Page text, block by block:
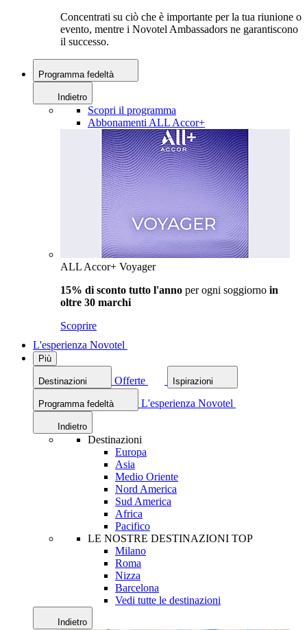
Concentrati su ciò che è importante per la tua riunione o
evento, mentre i Novotel Ambassadors ne garantiscono
il successo.
Programma fedeltà
Indietro
Scopri il programma
Abbonamenti ALL Accor+
ALL Accor+ Voyager
15% di sconto tutto l'anno per ogni soggiorno in
oltre 30 marchi
Scoprire
L'esperienza Novotel
Più
Destinazioni Offerte Ispirazioni
Programma fedeltà L'esperienza Novotel
Indietro
Destinazioni
Europa
Asia
Medio Oriente
Nord America
Sud America
Africa
Pacifico
LE NOSTRE DESTINAZIONI TOP
Milano
Roma
Nizza
Barcelona
Vedi tutte le destinazioni
Indietro